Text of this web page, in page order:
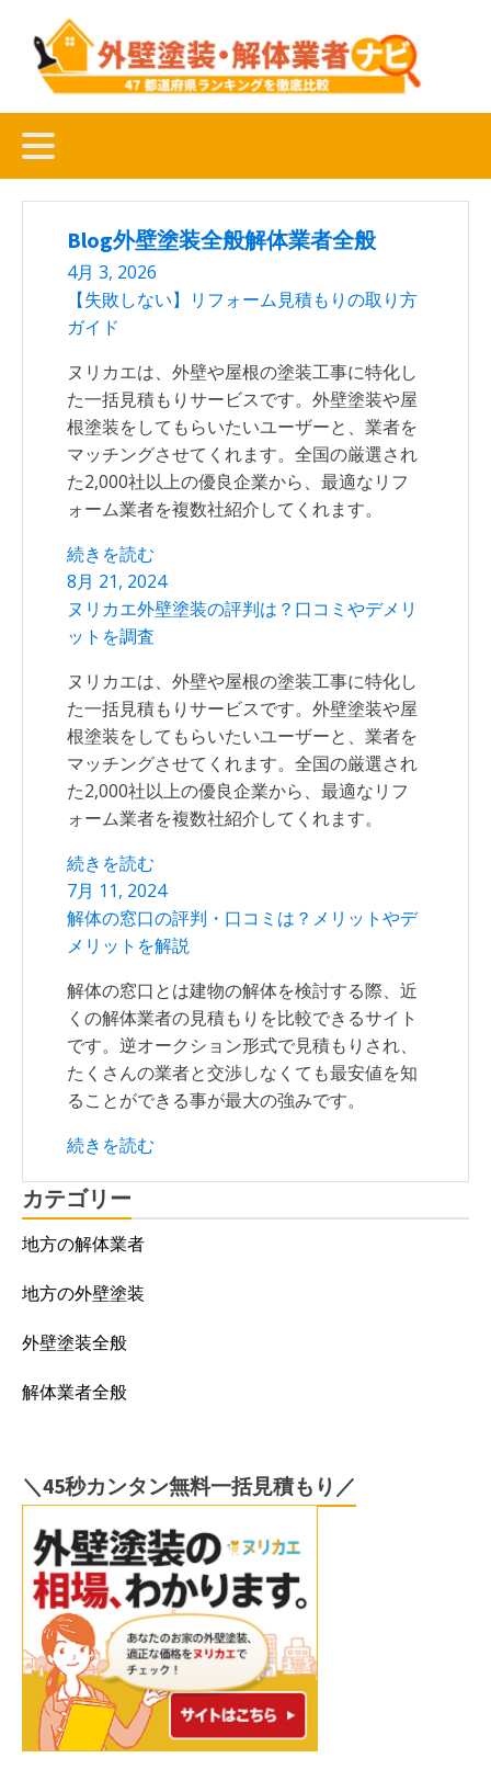
Blog外壁塗装全般解体業者全般
4月 3, 2026
【失敗しない】リフォーム見積もりの取り方
ガイド
ヌリカエは、外壁や屋根の塗装工事に特化し
た一括見積もりサービスです。外壁塗装や屋
根塗装をしてもらいたいユーザーと、業者を
マッチングさせてくれます。全国の厳選され
た2,000社以上の優良企業から、最適なリフ
ォーム業者を複数社紹介してくれます。
続きを読む
8月 21, 2024
ヌリカエ外壁塗装の評判は？口コミやデメリ
ットを調査
ヌリカエは、外壁や屋根の塗装工事に特化し
た一括見積もりサービスです。外壁塗装や屋
根塗装をしてもらいたいユーザーと、業者を
マッチングさせてくれます。全国の厳選され
た2,000社以上の優良企業から、最適なリフ
ォーム業者を複数社紹介してくれます。
続きを読む
7月 11, 2024
解体の窓口の評判・口コミは？メリットやデ
メリットを解説
解体の窓口とは建物の解体を検討する際、近
くの解体業者の見積もりを比較できるサイト
です。逆オークション形式で見積もりされ、
たくさんの業者と交渉しなくても最安値を知
ることができる事が最大の強みです。
続きを読む
カテゴリー
地方の解体業者
地方の外壁塗装
外壁塗装全般
解体業者全般
＼45秒カンタン無料一括見積もり／